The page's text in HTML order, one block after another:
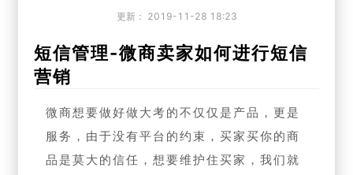
更新： 2019-11-28 18:23
短信管理-微商卖家如何进行短信
营销
微商想要做好做大考的不仅仅是产品，更是
服务，由于没有平台的约束，买家买你的商
品是莫大的信任，想要维护住买家，我们就